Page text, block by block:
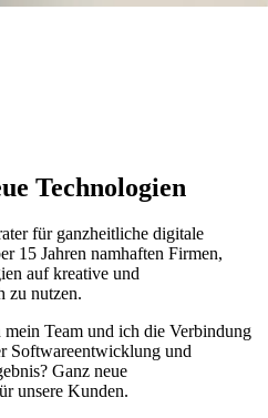
Technologien
für ganzheitliche digitale
15 Jahren namhaften Firmen,
auf kreative und
zu nutzen.
mein Team und ich die Verbindung
Softwareentwicklung und
Ganz neue
unsere Kunden.